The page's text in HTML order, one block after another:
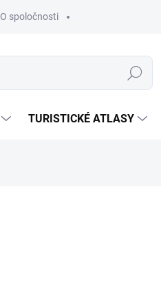
O spoločnosti
Hľadať
TURISTICKÉ ATLASY